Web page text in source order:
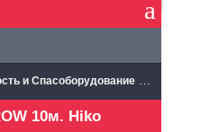
и Спасоборудование Спасконцы
10м. Hiko